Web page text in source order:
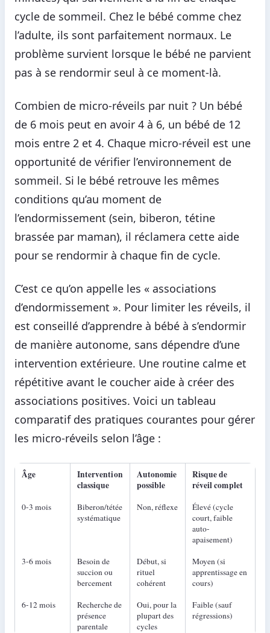
cycle de sommeil. Chez le bébé comme chez
l’adulte, ils sont parfaitement normaux. Le
problème survient lorsque le bébé ne parvient
pas à se rendormir seul à ce moment-là.
Combien de micro-réveils par nuit ? Un bébé
de 6 mois peut en avoir 4 à 6, un bébé de 12
mois entre 2 et 4. Chaque micro-réveil est une
opportunité de vérifier l’environnement de
sommeil. Si le bébé retrouve les mêmes
conditions qu’au moment de
l’endormissement (sein, biberon, tétine
brassée par maman), il réclamera cette aide
pour se rendormir à chaque fin de cycle.
C’est ce qu’on appelle les « associations
d’endormissement ». Pour limiter les réveils, il
est conseillé d’apprendre à bébé à s’endormir
de manière autonome, sans dépendre d’une
intervention extérieure. Une routine calme et
répétitive avant le coucher aide à créer des
associations positives. Voici un tableau
comparatif des pratiques courantes pour gérer
les micro-réveils selon l’âge :
Âge
Intervention
classique
Autonomie
possible
Risque de
réveil complet
0-3 mois
Biberon/tétée
systématique
Non, réflexe
Élevé (cycle
court, faible
auto-
apaisement)
3-6 mois
Besoin de
succion ou
bercement
Début, si
rituel
cohérent
Moyen (si
apprentissage en
cours)
6-12 mois
Recherche de
présence
parentale
Oui, pour la
plupart des
cycles
Faible (sauf
régressions)